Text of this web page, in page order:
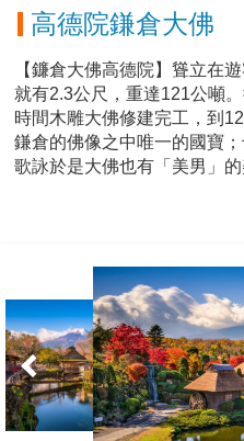
高德院鎌倉大佛
【鐮倉大佛高德院】聳立在
就有2.3公尺，重達121公噸
時間木雕大佛修建完工，到
鎌倉的佛像之中唯一的國寶
歌詠於是大佛也有「美男」的